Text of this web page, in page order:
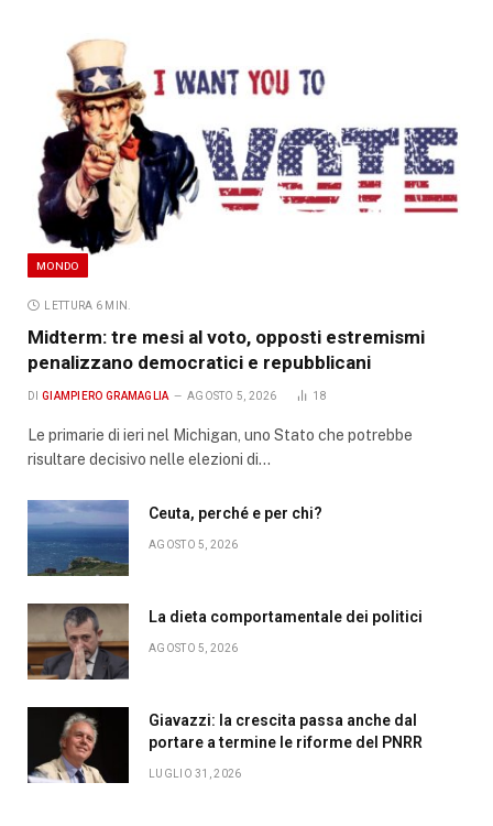
MONDO
LETTURA 6 MIN.
Midterm: tre mesi al voto, opposti estremismi
penalizzano democratici e repubblicani
DI GIAMPIERO GRAMAGLIA AGOSTO 5, 2026 18
Le primarie di ieri nel Michigan, uno Stato che potrebbe
risultare decisivo nelle elezioni di…
Ceuta, perché e per chi?
AGOSTO 5, 2026
La dieta comportamentale dei politici
AGOSTO 5, 2026
Giavazzi: la crescita passa anche dal
portare a termine le riforme del PNRR
LUGLIO 31, 2026